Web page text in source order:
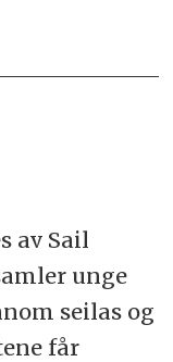
av Sail
unge
seilas og
får